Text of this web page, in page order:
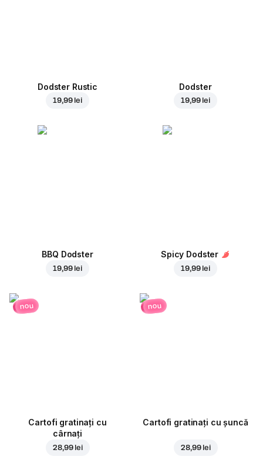
Dodster Rustic
19,99 lei
Dodster
19,99 lei
BBQ Dodster
19,99 lei
Spicy Dodster
19,99 lei
nou
Cartofi gratinați cu
cârnați
28,99 lei
nou
Cartofi gratinați cu șuncă
28,99 lei